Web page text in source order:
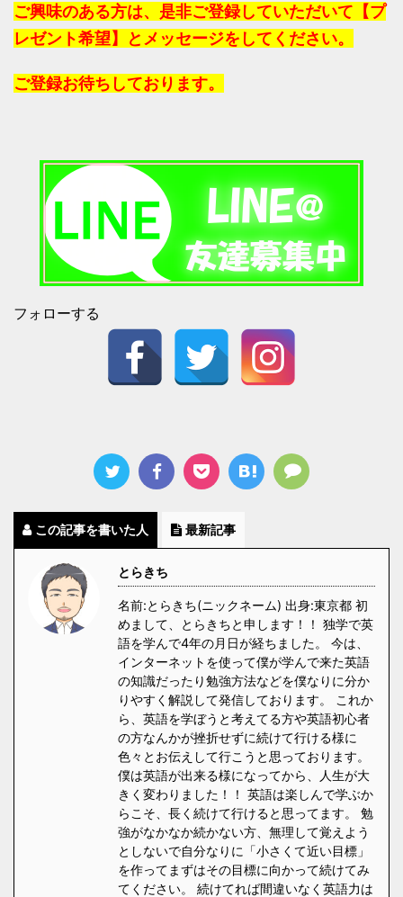
ご興味のある方は、是非ご登録していただいて【プ
レゼント希望】とメッセージをしてください。
ご登録お待ちしております。
フォローする
この記事を書いた人 最新記事
とらきち
名前:とらきち(ニックネーム) 出身:東京都 初
めまして、とらきちと申します！！ 独学で英
語を学んで4年の月日が経ちました。 今は、
インターネットを使って僕が学んで来た英語
の知識だったり勉強方法などを僕なりに分か
りやすく解説して発信しております。 これか
ら、英語を学ぼうと考えてる方や英語初心者
の方なんかが挫折せずに続けて行ける様に
色々とお伝えして行こうと思っております。
僕は英語が出来る様になってから、人生が大
きく変わりました！！ 英語は楽しんで学ぶか
らこそ、長く続けて行けると思ってます。 勉
強がなかなか続かない方、無理して覚えよう
としないで自分なりに「小さくて近い目標」
を作ってまずはその目標に向かって続けてみ
てください。 続けてれば間違いなく英語力は